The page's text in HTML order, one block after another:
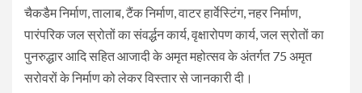
चैकडैम निर्माण, तालाब, टैंक निर्माण, वाटर हार्वेस्टिंग, नहर निर्माण,
पारंपरिक जल स्रोतों का संवर्द्धन कार्य, वृक्षारोपण कार्य, जल स्रोतों का
पुनरुद्धार आदि सहित आजादी के अमृत महोत्सव के अंतर्गत 75 अमृत
सरोवरों के निर्माण को लेकर विस्तार से जानकारी दी।